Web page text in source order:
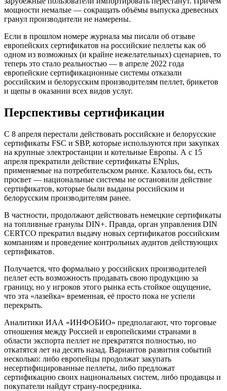
мощности немалые — сокращать объёмы выпуска древесных
гранул производители не намерены.
Если в прошлом номере журнала мы писали об отзыве
европейских сертификатов на российские пеллеты как об
одном из возможных (и крайне нежелательных) сценариев, то
теперь это стало реальностью — в апреле 2022 года
европейские сертификационные системы отказали
российским и белорусским производителям пеллет, брикетов
и щепы в оказании всех видов услуг.
Перспективы сертификации
С 8 апреля перестали действовать российские и белорусские
сертификаты FSC и SBP, которые используются при закупках
на крупные электростанции и котельные Европы. А с 15
апреля прекратили действие сертификаты ENplus,
применяемые на потребительском рынке. Казалось бы, есть
просвет — национальные системы не остановили действие
сертификатов, которые были выданы российским и
белорусским производителям ранее.
В частности, продолжают действовать немецкие сертификаты
на топливные гранулы DIN+. Правда, орган управления DIN
CERTCO прекратил выдачу новых сертификатов российским
компаниям и проведение контрольных аудитов действующих
сертификатов.
Получается, что формально у российских производителей
пеллет есть возможность продавать свою продукцию за
границу, но у игроков этого рынка есть стойкое ощущение,
что эта «лазейка» временная, её просто пока не успели
перекрыть.
Аналитики ИАА «ИНФОБИО» предполагают, что торговые
отношения между Россией и европейскими странами в
области экспорта пеллет не прекратятся полностью, но
откатятся лет на десять назад. Вариантов развития событий
несколько: либо европейцы продолжат закупать
несертифицированные пеллеты, либо предложат
сертификацию своих национальных систем, либо продавцы и
покупатели найдут страну-посредника.